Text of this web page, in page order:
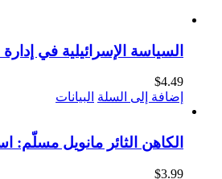
السياسة الإسرائيلية في
$4.49
إضافة إلى السلة البيانات
الكاهن الثائر مانويل مسلّم:
$3.99